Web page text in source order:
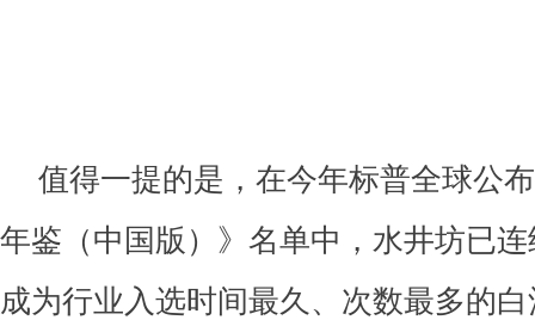
值得一提的是，在今年标普全球公
年鉴（中国版）》名单中，水井坊已
成为行业入选时间最久、次数最多的